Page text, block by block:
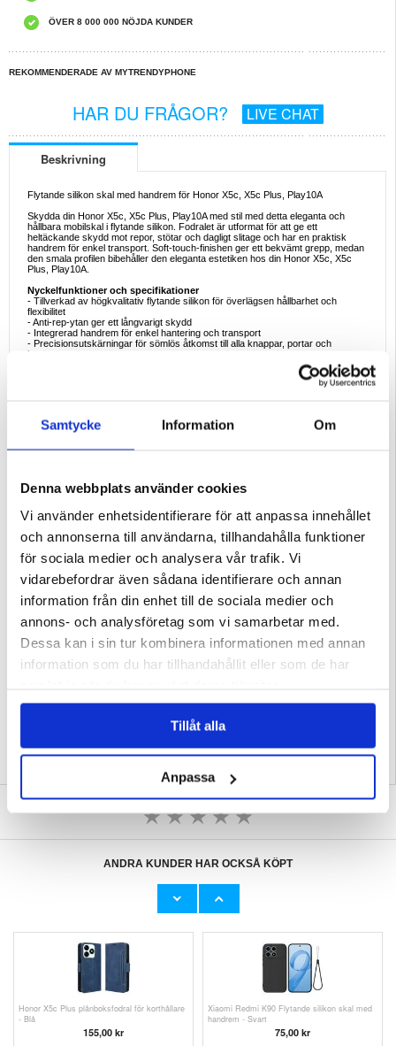
Samtycke Information Om
Denna webbplats använder cookies
Vi använder enhetsidentifierare för att anpassa innehållet
och annonserna till användarna, tillhandahålla funktioner
för sociala medier och analysera vår trafik. Vi
vidarebefordrar även sådana identifierare och annan
information från din enhet till de sociala medier och
annons- och analysföretag som vi samarbetar med.
Dessa kan i sin tur kombinera informationen med annan
information som du har tillhandahållit eller som de har
Tillåt alla
Anpassa
ÖVER 8 000 000 NÖJDA KUNDER
REKOMMENDERADE AV MYTRENDYPHONE
HAR DU FRÅGOR? LIVE CHAT
Beskrivning
Flytande silikon skal med handrem för Honor X5c, X5c Plus, Play10A
Skydda din Honor X5c, X5c Plus, Play10A med stil med detta eleganta och
hållbara mobilskal i flytande silikon. Fodralet är utformat för att ge ett
heltäckande skydd mot repor, stötar och dagligt slitage och har en praktisk
handrem för enkel transport. Soft-touch-finishen ger ett bekvämt grepp, medan
den smala profilen bibehåller den eleganta estetiken hos din Honor X5c, X5c
Plus, Play10A.
Nyckelfunktioner och specifikationer
- Tillverkad av högkvalitativ flytande silikon för överlägsen hållbarhet och
flexibilitet
- Anti-rep-ytan ger ett långvarigt skydd
- Integrerad handrem för enkel hantering och transport
- Precisionsutskärningar för sömlös åtkomst till alla knappar, portar och
kameror
- Stötdämpande material som skyddar mot oavsiktliga fall och stötar
den under pendling eller vid multitasking.
- Perfekt för dig som vill skydda din Honor X5c, X5c Plus, Play10A från repor
- Perfekt för yrkesverksamma och studenter som vill ha ett tillförlitligt skydd
Skäl att köpa
- Kombinerar praktisk funktionalitet med elegant design och skyddar din telefon
- Det mjuka, flytande silikonmaterialet ger ett bekvämt grepp och extra skydd.
- Enkel åtkomst till alla funktioner på din enhet utan att ta bort fodralet.
- Handremmen ger extra bekvämlighet, vilket gör det perfekt för människor på
- Silikonskal är inte bara hållbara utan också miljövänliga och erbjuder en
- Silikonfodral används ofta för sina stötdämpande egenskaper, vilket gör dem
Honor X5c, Honor X5c Plus, Honor Play10A
Tillbehör
SKRIV EN RECENSION
ANDRA KUNDER HAR OCKSÅ KÖPT
Honor X5c Plus Skärmskydd av härdat glas -
Honor X5c/X5c Plus/Play10A Flytande silikon
Honor X5c Plus plånboksfodral för korthållare
- Blå
155,00 kr
Xiaomi Redmi K90 Flytande silikon skal med
handrem - Svart
75,00 kr